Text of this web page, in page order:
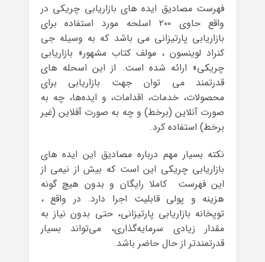
فهرست مصادیق ایده های بازاریابی چریکی در
واقع حاوی ۲۰۰ اسلحه مورد استفاده برای
بازاریابی پارتیزانی می باشد که به وسیله جی
کنراد لوینسون ، مولف کتاب مشهور« بازاریابی
چریکی‌«‌ ارائه شده است. از این اسحله های
قدرتمند می توان جهت بازاریابی برای
محصولات، خدمات، اقدامات، و ایده‌ها، چه به
صورت آنلاین (برخط) و چه به صورت آفلاین (غیر
برخط) استفاده کرد.
نکته بسیار مهم درباره مصادیق این ایده های
بازاریابی چریکی این است که بیش از نیمی از
این فهرست کاملا رایگان و بدون هیچ گونه
هزینه و پولی قابلیت اجرا دارد. در واقع ،
توپخانه‌ بازاریابی‌ پارتیزانی، حتی بدون نیاز به
مقدار زیادی سرمایه‌گذاری، می‌تواند بسیار
قدرتمندتر از حال حاضر باشد.